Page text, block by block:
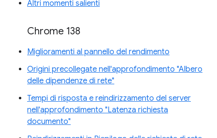
Altri momenti salienti
Chrome 138
Miglioramenti al pannello del rendimento
Origini precollegate nell'approfondimento "Albero
delle dipendenze di rete"
Tempi di risposta e reindirizzamento del server
nell'approfondimento "Latenza richiesta
documento"